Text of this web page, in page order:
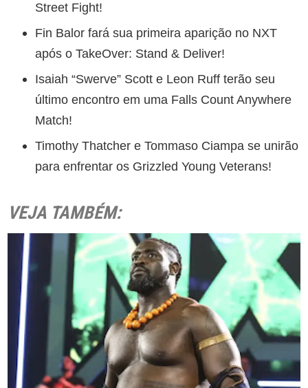
Street Fight!
Fin Balor fará sua primeira aparição no NXT
após o TakeOver: Stand & Deliver!
Isaiah “Swerve” Scott e Leon Ruff terão seu
último encontro em uma Falls Count Anywhere
Match!
Timothy Thatcher e Tommaso Ciampa se unirão
para enfrentar os Grizzled Young Veterans!
VEJA TAMBÉM: